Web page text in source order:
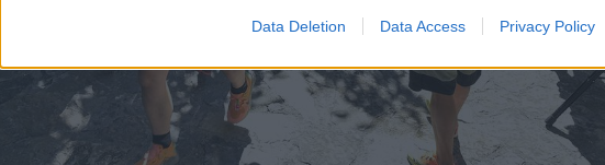
Data Deletion Data Access Privacy Policy